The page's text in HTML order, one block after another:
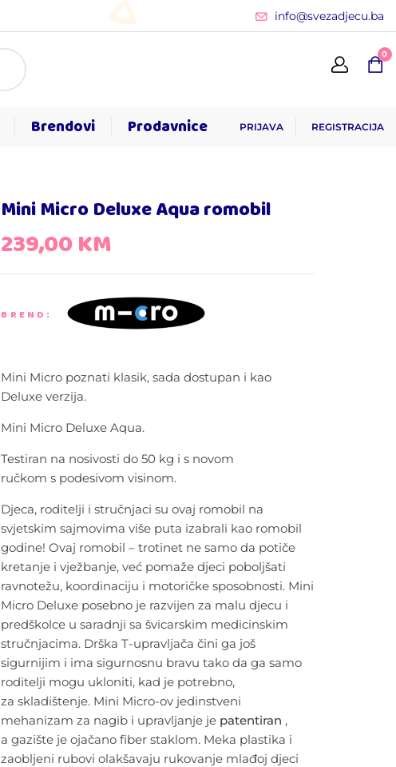
info@svezadjecu.ba
0
Brendovi Prodavnice PRIJAVA REGISTRACIJA
Mini Micro Deluxe Aqua romobil
239,00KM
BREND:
Mini Micro poznati klasik, sada dostupan i kao
Deluxe verzija.
Mini Micro Deluxe Aqua.
Testiran na nosivosti do 50 kg i s novom
ručkom s podesivom visinom.
Djeca, roditelji i stručnjaci su ovaj romobil na
svjetskim sajmovima više puta izabrali kao romobil
godine! Ovaj romobil – trotinet ne samo da potiče
kretanje i vježbanje, već pomaže djeci poboljšati
ravnotežu, koordinaciju i motoričke sposobnosti. Mini
Micro Deluxe posebno je razvijen za malu djecu i
predškolce u saradnji sa švicarskim medicinskim
stručnjacima. Drška T-upravljača čini ga još
sigurnijim i ima sigurnosnu bravu tako da ga samo
roditelji mogu ukloniti, kad je potrebno,
zaskladištenje. Mini Micro-ov jedinstveni
mehanizam za nagib i upravljanje je patentiran ,
agazište je ojačano fiber staklom. Meka plastika i
zaobljeni rubovi olakšavaju rukovanje mlađoj djeci